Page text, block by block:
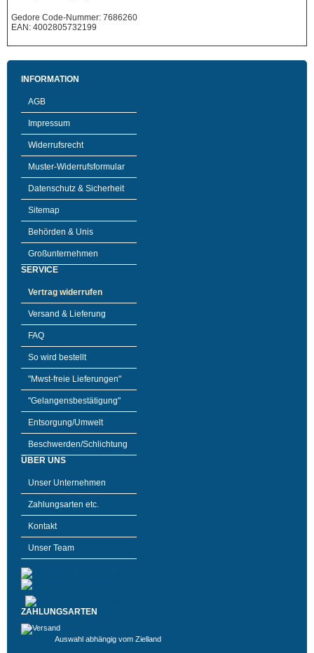
Gedore Code-Nummer: 7686260
EAN: 4002805732199
INFORMATION
AGB
Impressum
Widerrufsrecht
Muster-Widerrufsformular
Datenschutz & Sicherheit
Sitemap
Behörden & Unis
Großunternehmen
SERVICE
Vertrag widerrufen
Versand & Lieferung
FAQ
So wird bestellt
"Mwst-freie Lieferungen"
"Gelangensbestätigung"
Entsorgung/Umwelt
Beschwerden/Schlichtung
ÜBER UNS
Unser Unternehmen
Zahlungsarten etc.
Kontakt
Unser Team
ZAHLUNGSARTEN
Auswahl abhängig vom Zielland